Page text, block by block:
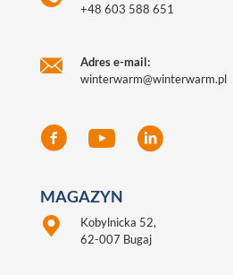
+48 603 588 651
Adres e-mail:
winterwarm@winterwarm.pl
MAGAZYN
Kobylnicka 52,
62-007 Bugaj